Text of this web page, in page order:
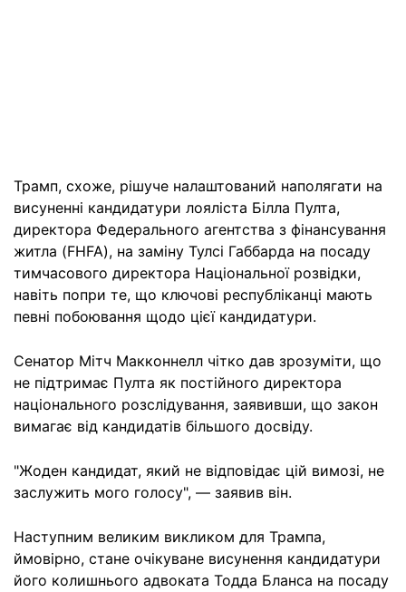
Трамп, схоже, рішуче налаштований наполягати на
висуненні кандидатури лояліста Білла Пулта,
директора Федерального агентства з фінансування
житла (FHFA), на заміну Тулсі Габбарда на посаду
тимчасового директора Національної розвідки,
навіть попри те, що ключові республіканці мають
певні побоювання щодо цієї кандидатури.
Сенатор Мітч Макконнелл чітко дав зрозуміти, що
не підтримає Пулта як постійного директора
національного розслідування, заявивши, що закон
вимагає від кандидатів більшого досвіду.
"Жоден кандидат, який не відповідає цій вимозі, не
заслужить мого голосу", — заявив він.
Наступним великим викликом для Трампа,
ймовірно, стане очікуване висунення кандидатури
його колишнього адвоката Тодда Бланса на посаду